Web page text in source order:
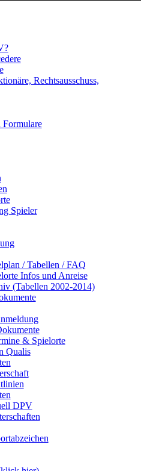
Rechtsausschuss,
Formulare
Spieler
/ Tabellen / FAQ
Infos und Anreise
(Tabellen 2002-2014)
& Spielorte
Qualis
DPV